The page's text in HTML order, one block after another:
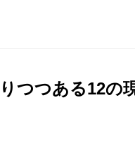
つつある12の